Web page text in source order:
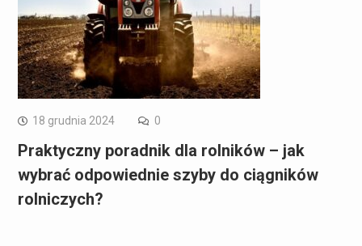
18 grudnia 2024 0
Praktyczny poradnik dla rolników – jak
wybrać odpowiednie szyby do ciągników
rolniczych?